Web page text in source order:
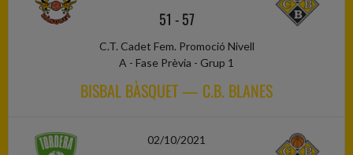
51 -57
C.T. Cadet Fem. Promoció Nivell
A - Fase Prèvia - Grup 1
BISBAL BÀSQUET — C.B. BLANES
02/10/2021